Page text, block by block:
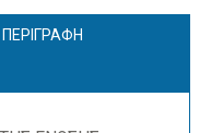
ΠΕΡΙΓΡΑΦΗ